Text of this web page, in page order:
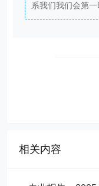
系我们我们会第一
相关内容